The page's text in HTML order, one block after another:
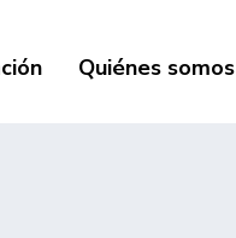
Quiénes somos